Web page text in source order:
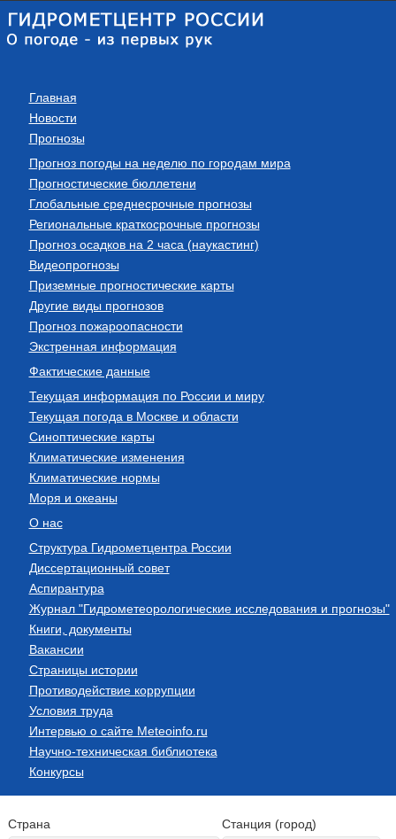
Главная
Новости
Прогнозы
Прогноз погоды на неделю по городам мира
Прогностические бюллетени
Глобальные среднесрочные прогнозы
Региональные краткосрочные прогнозы
Прогноз осадков на 2 часа (наукастинг)
Видеопрогнозы
Приземные прогностические карты
Другие виды прогнозов
Прогноз пожароопасности
Экстренная информация
Фактические данные
Текущая информация по России и миру
Текущая погода в Москве и области
Синоптические карты
Климатические изменения
Климатические нормы
Моря и океаны
О нас
Структура Гидрометцентра России
Диссертационный совет
Аспирантура
Журнал "Гидрометеорологические исследования и прогнозы"
Книги, документы
Вакансии
Страницы истории
Противодействие коррупции
Условия труда
Интервью о сайте Meteoinfo.ru
Научно-техническая библиотека
Конкурсы
Страна Станция (город)